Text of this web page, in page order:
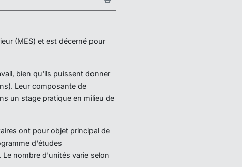
(MES) et est décerné pour
bien qu'ils puissent donner
Leur composante de
un stage pratique en milieu de
ont pour objet principal de
d'études
nombre d'unités varie selon